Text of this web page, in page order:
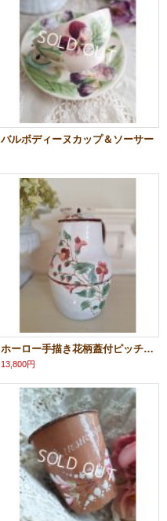
バルボディーヌカップ＆ソーサー
ホーロー手描き花柄蓋付ピッチャー
13,800円